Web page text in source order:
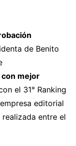
de Benito
mejor
el 31° Ranking
editorial
realizada entre el